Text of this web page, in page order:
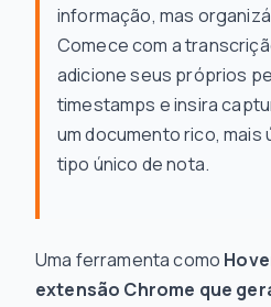
informação, mas
Comece com a
adicione seus próprios
timestamps e insira
um documento rico, mais
tipo único de nota.
Uma ferramenta como
extensão Chrome que